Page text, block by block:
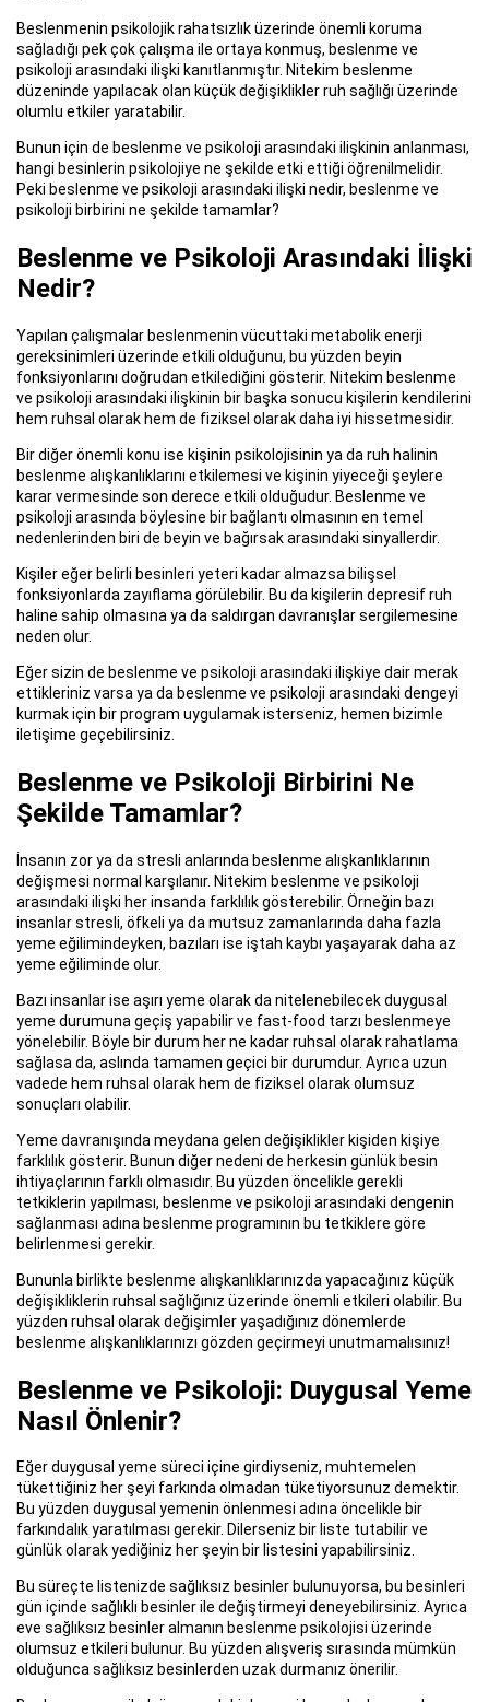
Beslenmenin psikolojik rahatsızlık üzerinde önemli koruma
sağladığı pek çok çalışma ile ortaya konmuş, beslenme ve
psikoloji arasındaki ilişki kanıtlanmıştır. Nitekim beslenme
düzeninde yapılacak olan küçük değişiklikler ruh sağlığı üzerinde
olumlu etkiler yaratabilir.
Bunun için de beslenme ve psikoloji arasındaki ilişkinin anlanması,
hangi besinlerin psikolojiye ne şekilde etki ettiği öğrenilmelidir.
Peki beslenme ve psikoloji arasındaki ilişki nedir, beslenme ve
psikoloji birbirini ne şekilde tamamlar?
Beslenme ve Psikoloji Arasındaki İlişki
Nedir?
Yapılan çalışmalar beslenmenin vücuttaki metabolik enerji
gereksinimleri üzerinde etkili olduğunu, bu yüzden beyin
fonksiyonlarını doğrudan etkilediğini gösterir. Nitekim beslenme
ve psikoloji arasındaki ilişkinin bir başka sonucu kişilerin kendilerini
hem ruhsal olarak hem de fiziksel olarak daha iyi hissetmesidir.
Bir diğer önemli konu ise kişinin psikolojisinin ya da ruh halinin
beslenme alışkanlıklarını etkilemesi ve kişinin yiyeceği şeylere
karar vermesinde son derece etkili olduğudur. Beslenme ve
psikoloji arasında böylesine bir bağlantı olmasının en temel
nedenlerinden biri de beyin ve bağırsak arasındaki sinyallerdir.
Kişiler eğer belirli besinleri yeteri kadar almazsa bilişsel
fonksiyonlarda zayıflama görülebilir. Bu da kişilerin depresif ruh
haline sahip olmasına ya da saldırgan davranışlar sergilemesine
neden olur.
Eğer sizin de beslenme ve psikoloji arasındaki ilişkiye dair merak
ettikleriniz varsa ya da beslenme ve psikoloji arasındaki dengeyi
kurmak için bir program uygulamak isterseniz, hemen bizimle
iletişime geçebilirsiniz.
Beslenme ve Psikoloji Birbirini Ne
Şekilde Tamamlar?
İnsanın zor ya da stresli anlarında beslenme alışkanlıklarının
değişmesi normal karşılanır. Nitekim beslenme ve psikoloji
arasındaki ilişki her insanda farklılık gösterebilir. Örneğin bazı
insanlar stresli, öfkeli ya da mutsuz zamanlarında daha fazla
yeme eğilimindeyken, bazıları ise iştah kaybı yaşayarak daha az
yeme eğiliminde olur.
Bazı insanlar ise aşırı yeme olarak da nitelenebilecek duygusal
yeme durumuna geçiş yapabilir ve fast-food tarzı beslenmeye
yönelebilir. Böyle bir durum her ne kadar ruhsal olarak rahatlama
sağlasa da, aslında tamamen geçici bir durumdur. Ayrıca uzun
vadede hem ruhsal olarak hem de fiziksel olarak olumsuz
sonuçları olabilir.
Yeme davranışında meydana gelen değişiklikler kişiden kişiye
farklılık gösterir. Bunun diğer nedeni de herkesin günlük besin
ihtiyaçlarının farklı olmasıdır. Bu yüzden öncelikle gerekli
tetkiklerin yapılması, beslenme ve psikoloji arasındaki dengenin
sağlanması adına beslenme programının bu tetkiklere göre
belirlenmesi gerekir.
Bununla birlikte beslenme alışkanlıklarınızda yapacağınız küçük
değişikliklerin ruhsal sağlığınız üzerinde önemli etkileri olabilir. Bu
yüzden ruhsal olarak değişimler yaşadığınız dönemlerde
beslenme alışkanlıklarınızı gözden geçirmeyi unutmamalısınız!
Beslenme ve Psikoloji: Duygusal Yeme
Nasıl Önlenir?
Eğer duygusal yeme süreci içine girdiyseniz, muhtemelen
tükettiğiniz her şeyi farkında olmadan tüketiyorsunuz demektir.
Bu yüzden duygusal yemenin önlenmesi adına öncelikle bir
farkındalık yaratılması gerekir. Dilerseniz bir liste tutabilir ve
günlük olarak yediğiniz her şeyin bir listesini yapabilirsiniz.
Bu süreçte listenizde sağlıksız besinler bulunuyorsa, bu besinleri
gün içinde sağlıklı besinler ile değiştirmeyi deneyebilirsiniz. Ayrıca
eve sağlıksız besinler almanın beslenme psikolojisi üzerinde
olumsuz etkileri bulunur. Bu yüzden alışveriş sırasında mümkün
olduğunca sağlıksız besinlerden uzak durmanız önerilir.